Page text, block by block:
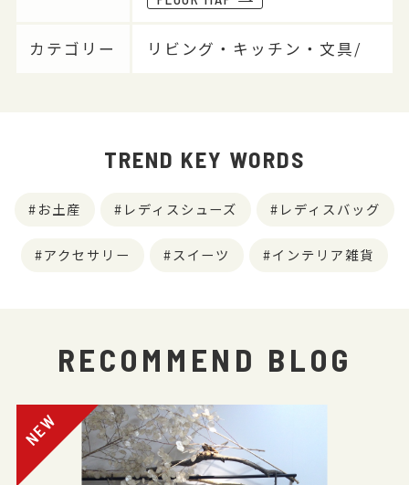
カテゴリー リビング・キッチン・文具/
TREND KEY WORDS
お土産 レディスシューズ レディスバッグ
アクセサリー スイーツ インテリア雑貨
RECOMMEND BLOG